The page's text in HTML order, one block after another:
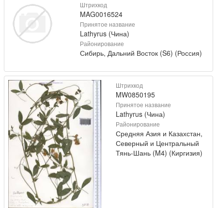
Штрихкод
MAG0016524
Принятое название
Lathyrus (Чина)
Районирование
Сибирь, Дальний Восток (S6) (Россия)
Штрихкод
MW0850195
Принятое название
Lathyrus (Чина)
Районирование
Средняя Азия и Казахстан,
Северный и Центральный
Тянь-Шань (M4) (Киргизия)